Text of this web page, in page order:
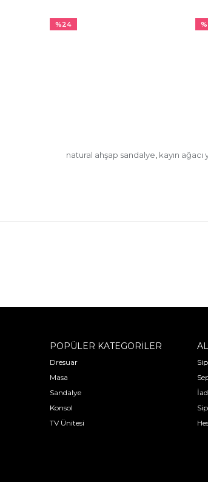
%24
natural ahşap sandalye, kayın
POPÜLER KATEGORİLER
Dresuar
Masa
Sandalye
Konsol
TV Ünitesi